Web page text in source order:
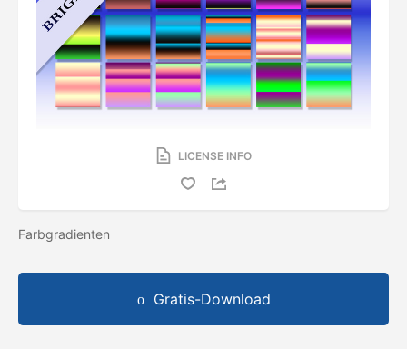
LICENSE INFO
Farbgradienten
Gratis-Download